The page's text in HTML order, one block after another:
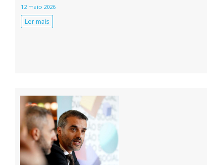
12 maio 2026
Ler mais